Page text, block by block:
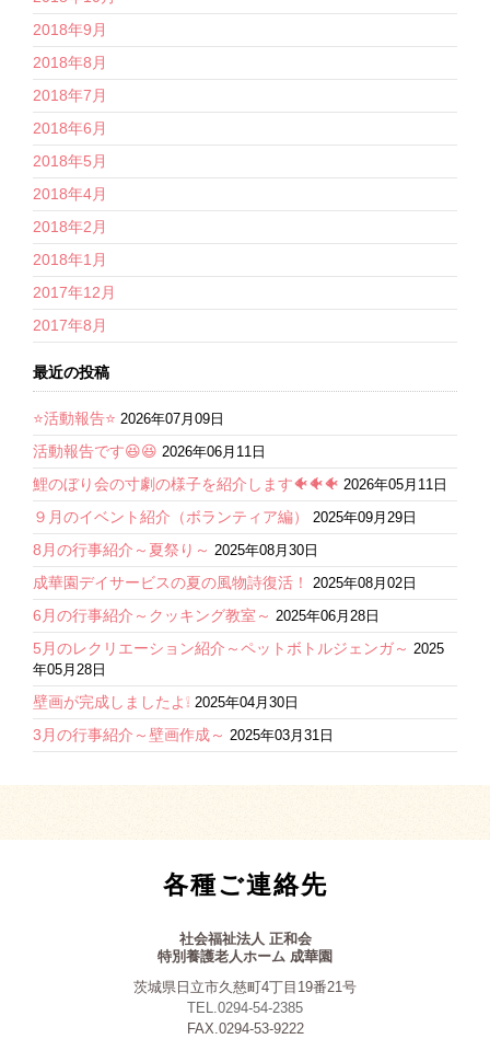
2018年9月
2018年8月
2018年7月
2018年6月
2018年5月
2018年4月
2018年2月
2018年1月
2017年12月
2017年8月
最近の投稿
⭐活動報告⭐ 2026年07月09日
活動報告です😆😆 2026年06月11日
鯉のぼり会の寸劇の様子を紹介します🐠🐠🐠 2026年05月11日
９月のイベント紹介（ボランティア編） 2025年09月29日
8月の行事紹介～夏祭り～ 2025年08月30日
成華園デイサービスの夏の風物詩復活！ 2025年08月02日
6月の行事紹介～クッキング教室～ 2025年06月28日
5月のレクリエーション紹介～ペットボトルジェンガ～ 2025
年05月28日
壁画が完成しましたよ❕ 2025年04月30日
3月の行事紹介～壁画作成～ 2025年03月31日
各種ご連絡先
社会福祉法人 正和会
特別養護老人ホーム 成華園
茨城県日立市久慈町4丁目19番21号
TEL.0294-54-2385
FAX.0294-53-9222